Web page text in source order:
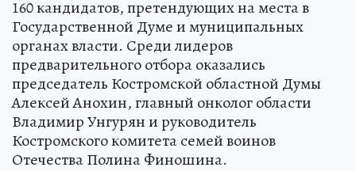
160 кандидатов, претендующих на места в
Государственной Думе и муниципальных
органах власти. Среди лидеров
предварительного отбора оказались
председатель Костромской областной Думы
Алексей Анохин, главный онколог области
Владимир Унгурян и руководитель
Костромского комитета семей воинов
Отечества Полина Финошина.